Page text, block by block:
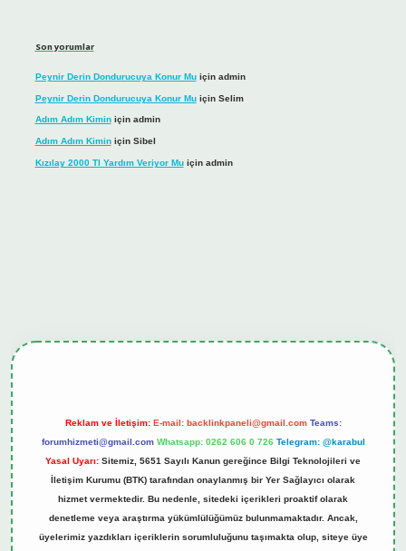
Son yorumlar
Peynir Derin Dondurucuya Konur Muiçin admin
Peynir Derin Dondurucuya Konur Muiçin Selim
Adım Adım Kiminiçin admin
Adım Adım Kiminiçin Sibel
Kızılay 2000 Tl Yardım Veriyor Muiçin admin
Reklam ve İletişim: E-mail: backlinkpaneli@gmail.com Teams:
forumhizmeti@gmail.com Whatsapp: 0262 606 0 726 Telegram: @karabul
Yasal Uyarı: Sitemiz, 5651 Sayılı Kanun gereğince Bilgi Teknolojileri ve
İletişim Kurumu (BTK) tarafından onaylanmış bir Yer Sağlayıcı olarak
hizmet vermektedir. Bu nedenle, sitedeki içerikleri proaktif olarak
denetleme veya araştırma yükümlülüğümüz bulunmamaktadır. Ancak,
üyelerimiz yazdıkları içeriklerin sorumluluğunu taşımakta olup, siteye üye